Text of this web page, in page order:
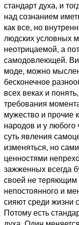
стандарт духа, и
над сознанием
как все, но
людских условных
неотрицаемой, а
самодовлеющей.
моде, можно
бесконечное
всех веках и
требования
мужество и прочие
народов и у любого
суть явления
изменяться, но
ценностями
зажженных всегда
своей не теряющим
непостоянного и
сияют среди жизни
Потому есть